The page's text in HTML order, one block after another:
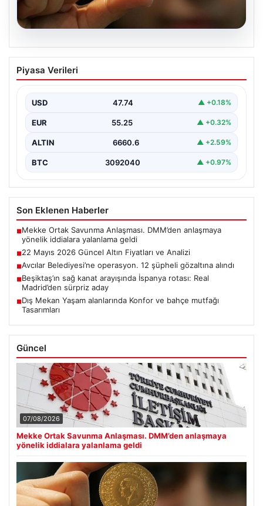
22 Mayıs 2026 Güncel Altın Fiyatları ve
Analizi
hareketlilik yatırımcıların ve ilgili piyasa uzmanlarının
en…
Piyasa Verileri
USD 47.74 ▲ +0.18%
EUR 55.25 ▲ +0.32%
ALTIN 6660.6 ▲ +2.59%
BTC 3092040 ▲ +0.97%
Son Eklenen Haberler
■Mekke Ortak Savunma Anlaşması. DMM’den anlaşmaya
yönelik iddialara yalanlama geldi
■22 Mayıs 2026 Güncel Altın Fiyatları ve Analizi
■Avcılar Belediyesi’ne operasyon. 12 şüpheli gözaltına alındı
■Beşiktaş’ın sağ kanat arayışında İspanya rotası: Real
Madrid’den sürpriz aday
■Dış Mekan Yaşam alanlarında Konfor ve bahçe mutfağı
Tasarımları
Güncel
07/08/2026
Mekke Ortak Savunma Anlaşması. DMM’den anlaşmaya
yönelik iddialara yalanlama geldi